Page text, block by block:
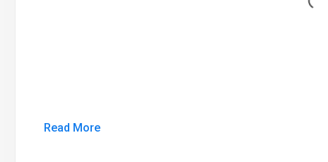
Loading...
Read More